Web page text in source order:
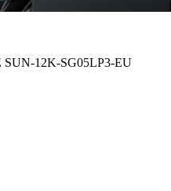
SUN-12K-SG05LP3-EU